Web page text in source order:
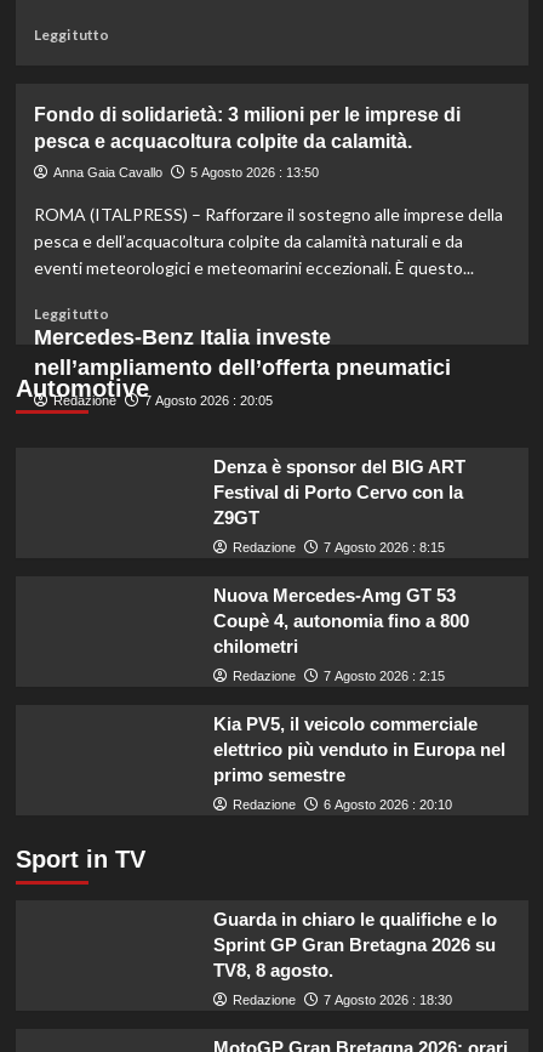
primario.
Leggi tuttoLeggi
Rinfresca
la
tua
il
menù
ideale
caldo
gli
esperti.
Fondo di solidarietà: 3 milioni per le imprese di
pesca e acquacoltura colpite da calamità.
Anna Gaia Cavallo 5 Agosto 2026 : 13:50
ROMA (ITALPRESS) – Rafforzare il sostegno alle imprese della
pesca e dell’acquacoltura colpite da calamità naturali e da
eventi meteorologici e meteomarini eccezionali. È questo...
Leggi tuttoLeggi
di
più
su
Fondo
Automotive
Mercedes-Benz Italia investe
nell’ampliamento dell’offerta pneumatici
Redazione 7 Agosto 2026 : 20:05
Denza è sponsor del BIG ART
Festival di Porto Cervo con la
Z9GT
Redazione 7 Agosto 2026 : 8:15
Nuova Mercedes-Amg GT 53
Coupè 4, autonomia fino a 800
chilometri
Redazione 7 Agosto 2026 : 2:15
Kia PV5, il veicolo commerciale
elettrico più venduto in Europa nel
primo semestre
Redazione 6 Agosto 2026 : 20:10
Sport in TV
Guarda in chiaro le qualifiche e lo
Sprint GP Gran Bretagna 2026 su
TV8, 8 agosto.
Redazione 7 Agosto 2026 : 18:30
MotoGP Gran Bretagna 2026: orari